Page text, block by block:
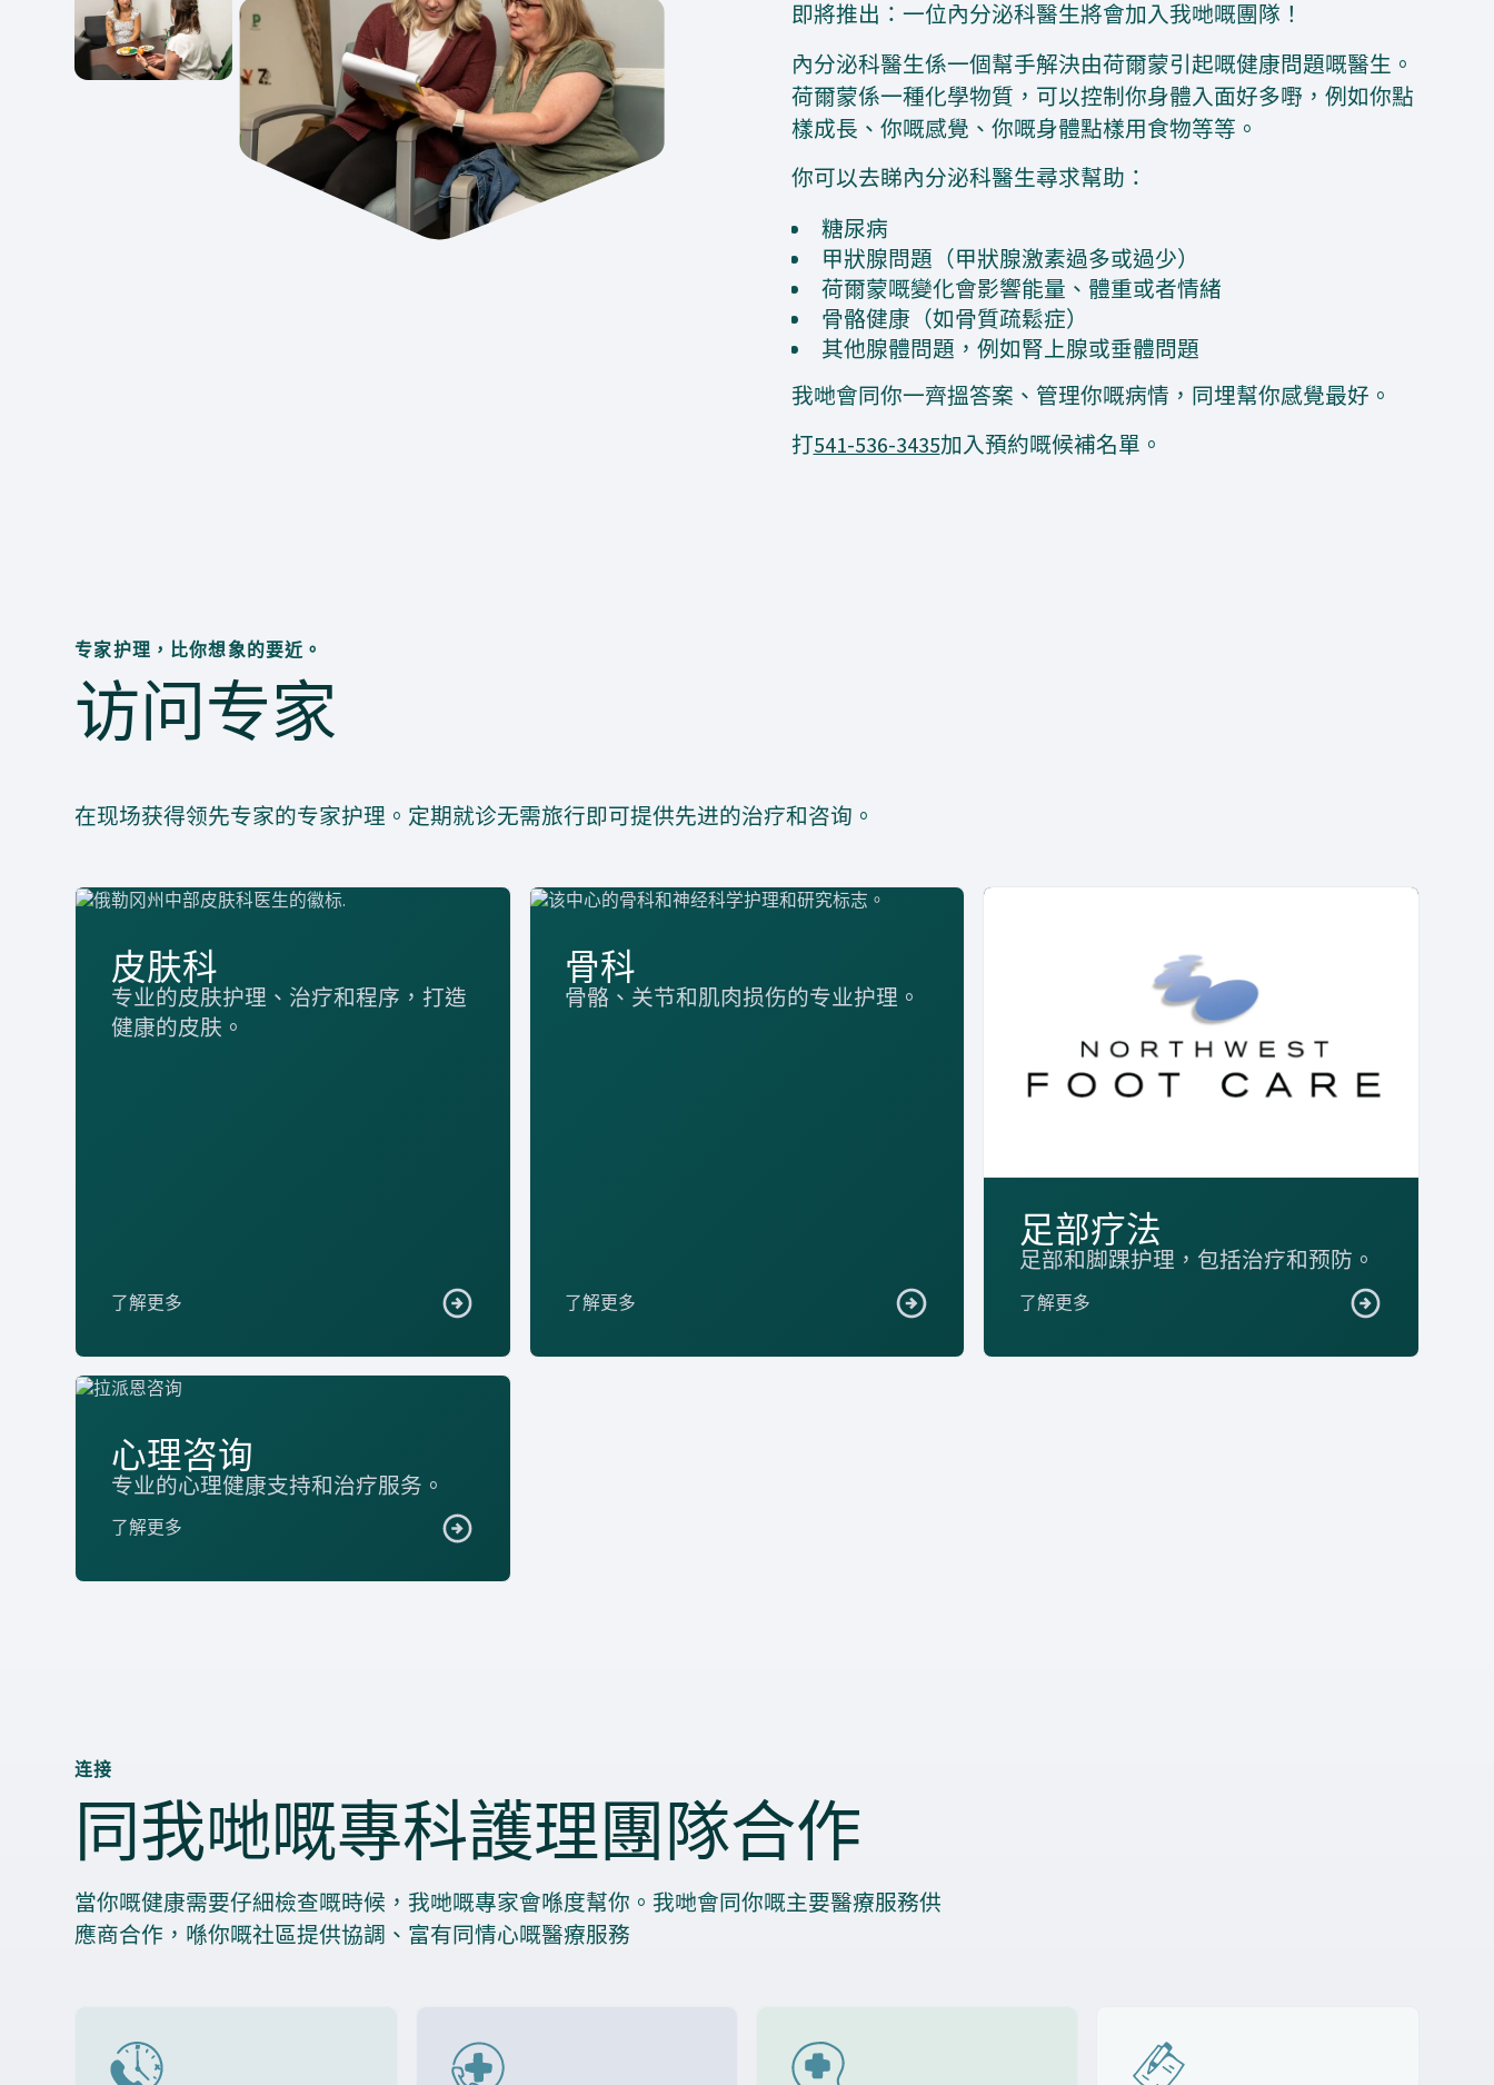
即將推出：一位內分泌科醫生將會加入我哋嘅團隊！
內分泌科醫生係一個幫手解決由荷爾蒙引起嘅健康問題嘅醫生。
荷爾蒙係一種化學物質，可以控制你身體入面好多嘢，例如你點
樣成長、你嘅感覺、你嘅身體點樣用食物等等。
你可以去睇內分泌科醫生尋求幫助：
糖尿病
甲狀腺問題（甲狀腺激素過多或過少）
荷爾蒙嘅變化會影響能量、體重或者情緒
骨骼健康（如骨質疏鬆症）
其他腺體問題，例如腎上腺或垂體問題
我哋會同你一齊搵答案、管理你嘅病情，同埋幫你感覺最好。
打541-536-3435加入預約嘅候補名單。
专家护理，比你想象的要近。
访问专家
在现场获得领先专家的专家护理。定期就诊无需旅行即可提供先进的治疗和咨询。
皮肤科
专业的皮肤护理、治疗和程序，打造
健康的皮肤。
了解更多
骨科
骨骼、关节和肌肉损伤的专业护理。
了解更多
足部疗法
足部和脚踝护理，包括治疗和预防。
了解更多
心理咨询
专业的心理健康支持和治疗服务。
了解更多
连接
同我哋嘅專科護理團隊合作
當你嘅健康需要仔細檢查嘅時候，我哋嘅專家會喺度幫你。我哋會同你嘅主要醫療服務供
應商合作，喺你嘅社區提供協調、富有同情心嘅醫療服務